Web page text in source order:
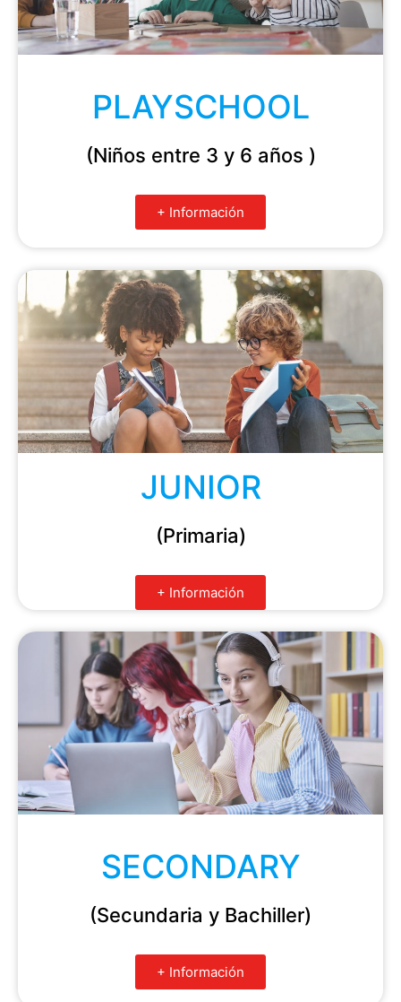
PLAYSCHOOL
(Niños entre 3 y 6 años )
+ Información
JUNIOR
(Primaria)
+ Información
SECONDARY
(Secundaria y Bachiller)
+ Información